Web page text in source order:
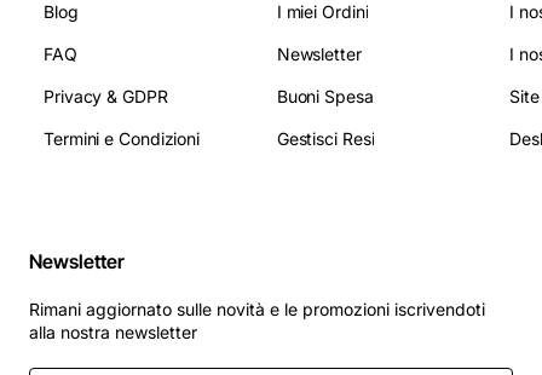
Blog
FAQ
Privacy & GDPR
Termini e Condizioni
I miei Ordini
Newsletter
Buoni Spesa
Gestisci Resi
I
I
Newsletter
Rimani aggiornato sulle novità e le promozioni iscrivendoti
alla nostra newsletter